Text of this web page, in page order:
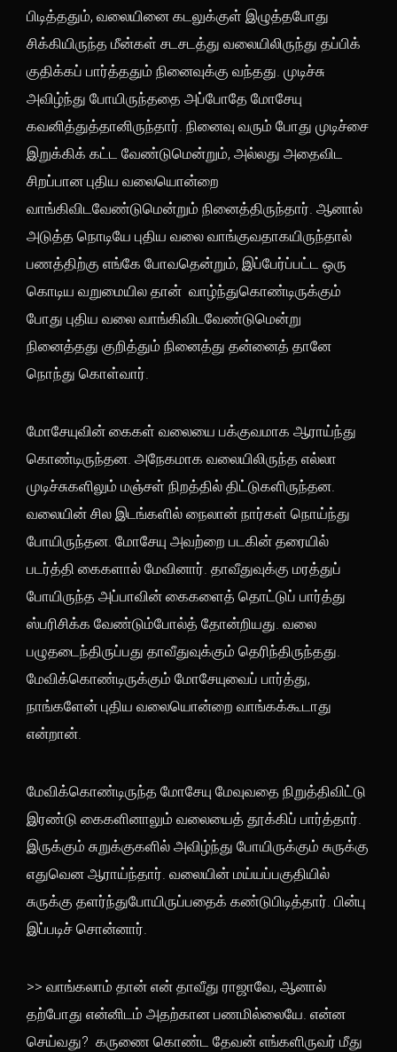
பிடித்ததும், வலையினை கடலுக்குள் இழுத்தபோது
சிக்கியிருந்த மீன்கள் சடசடத்து வலையிலிருந்து தப்பிக்
குதிக்கப் பார்த்ததும் நினைவுக்கு வந்தது. முடிச்சு
அவிழ்ந்து போயிருந்ததை அப்போதே மோசேயு
கவனித்துத்தானிருந்தார். நினைவு வரும் போது முடிச்சை
இறுக்கிக் கட்ட வேண்டுமென்றும், அல்லது அதைவிட
சிறப்பான புதிய வலையொன்றை
வாங்கிவிடவேண்டுமென்றும் நினைத்திருந்தார். ஆனால்
அடுத்த நொடியே புதிய வலை வாங்குவதாகயிருந்தால்
பணத்திற்கு எங்கே போவதென்றும், இப்பேர்ப்பட்ட ஒரு
கொடிய வறுமையில தான் வாழ்ந்துகொண்டிருக்கும்
போது புதிய வலை வாங்கிவிடவேண்டுமென்று
நினைத்தது குறித்தும் நினைத்து தன்னைத் தானே
நொந்து கொள்வார்.
மோசேயுவின் கைகள் வலையை பக்குவமாக ஆராய்ந்து
கொண்டிருந்தன. அநேகமாக வலையிலிருந்த எல்லா
முடிச்சுகளிலும் மஞ்சள் நிறத்தில் திட்டுகளிருந்தன.
வலையின் சில இடங்களில் நைலான் நார்கள் நொய்ந்து
போயிருந்தன. மோசேயு அவற்றை படகின் தரையில்
படர்த்தி கைகளால் மேவினார். தாவீதுவுக்கு மரத்துப்
போயிருந்த அப்பாவின் கைகளைத் தொட்டுப் பார்த்து
ஸ்பரிசிக்க வேண்டும்போல்த் தோன்றியது. வலை
பழுதடைந்திருப்பது தாவீதுவுக்கும் தெரிந்திருந்தது.
மேவிக்கொண்டிருக்கும் மோசேயுவைப் பார்த்து,
நாங்களேன் புதிய வலையொன்றை வாங்கக்கூடாது
என்றான்.
மேவிக்கொண்டிருந்த மோசேயு மேவுவதை நிறுத்திவிட்டு
இரண்டு கைகளினாலும் வலையைத் தூக்கிப் பார்த்தார்.
இருக்கும் சுறுக்குகளில் அவிழ்ந்து போயிருக்கும் சுருக்கு
எதுவென ஆராய்ந்தார். வலையின் மய்யப்பகுதியில்
சுருக்கு தளர்ந்துபோயிருப்பதைக் கண்டுபிடித்தார். பின்பு
இப்படிச் சொன்னார்.
>> வாங்கலாம் தான் என் தாவீது ராஜாவே, ஆனால்
தற்போது என்னிடம் அதற்கான பணமில்லையே. என்ன
செய்வது? கருணை கொண்ட தேவன் எங்களிருவர் மீது